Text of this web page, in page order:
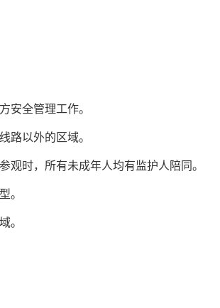
安全管理工作。
路以外的区域。
观时，所有未成年人均有监护人陪同。
。
。